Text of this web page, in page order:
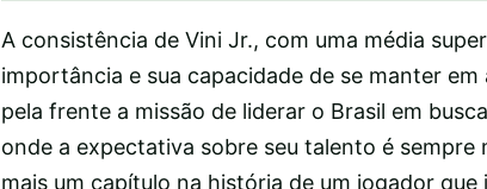
A consistência de Vini Jr., com uma média
importância e sua capacidade de se manter
pela frente a missão de liderar o Brasil em
onde a expectativa sobre seu talento é sempre
mais um capítulo na história de um jogador